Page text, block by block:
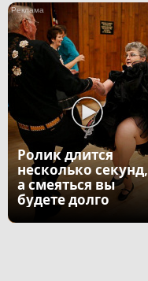
Ролик длится
несколько секунд,
а смеяться вы
будете долго